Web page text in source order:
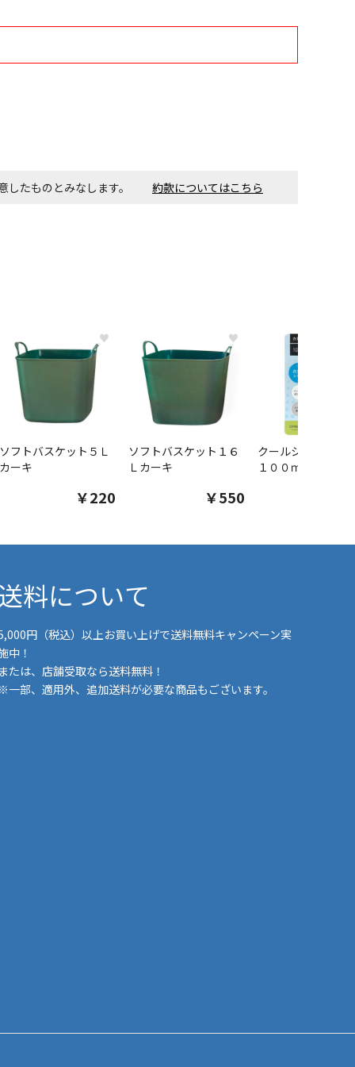
とに送料がかかる商品です
意したものとみなします。 約款についてはこちら
♥
ソフトバスケット５Ｌ
カーキ
￥220
♥
ソフトバスケット１６
Ｌカーキ
￥550
クールシャツスプ
１００ｍｌ
料について
円（税込）以上お買い上げで送料無料キャンペーン実
中！
または、店舗受取なら送料無料！
※一部、適用外、追加送料が必要な商品もございます。